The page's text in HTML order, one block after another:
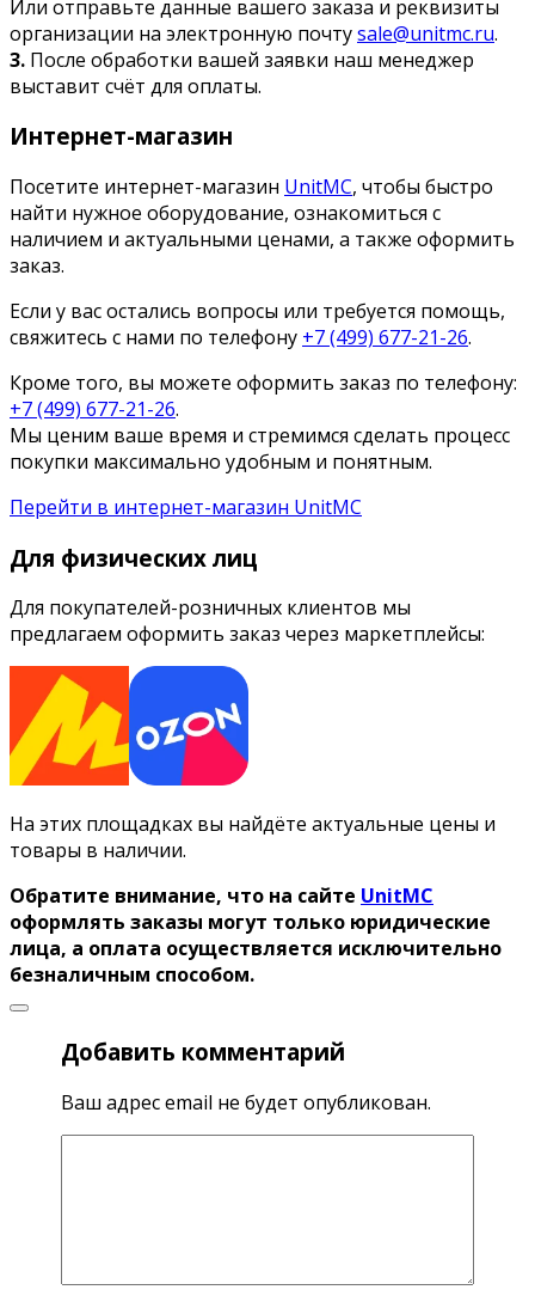
Или отправьте данные вашего заказа и реквизиты
организации на электронную почтуsale@unitmc.ru.
3. После обработки вашей заявки наш менеджер
выставит счёт для оплаты.
Интернет-магазин
Посетите интернет-магазин UnitMC, чтобы быстро
найти нужное оборудование, ознакомиться с
наличием и актуальными ценами, а также оформить
заказ.
Если у вас остались вопросы или требуется помощь,
свяжитесь с нами по телефону +7 (499) 677-21-26.
Кроме того, вы можете оформить заказ по телефону:
+7 (499) 677-21-26.
Мы ценим ваше время и стремимся сделать процесс
покупки максимально удобным и понятным.
Перейти в интернет-магазин UnitMC
Для физических лиц
Для покупателей-розничных клиентов мы
предлагаем оформить заказ через маркетплейсы:
На этих площадках вы найдёте актуальные цены и
товары в наличии.
Обратите внимание, что на сайте UnitMC
оформлять заказы могут только юридические
лица, а оплата осуществляется исключительно
безналичным способом.
Добавить комментарий
Ваш адрес email не будет опубликован.